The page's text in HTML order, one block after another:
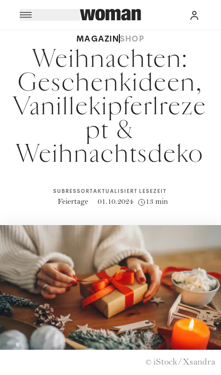
MAGAZINSHOP
Weihnachten:
Geschenkideen,
Vanillekipferlreze
pt &
Weihnachtsdeko
SUBRESSORT
Feiertage
AKTUALISIERT
01.10.2024
LESEZEIT
13 min
© iStock/Xsandra